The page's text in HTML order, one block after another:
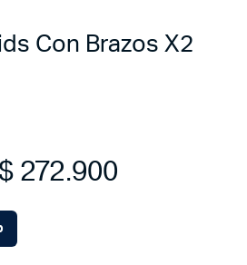
Con Brazos X2
$272.900